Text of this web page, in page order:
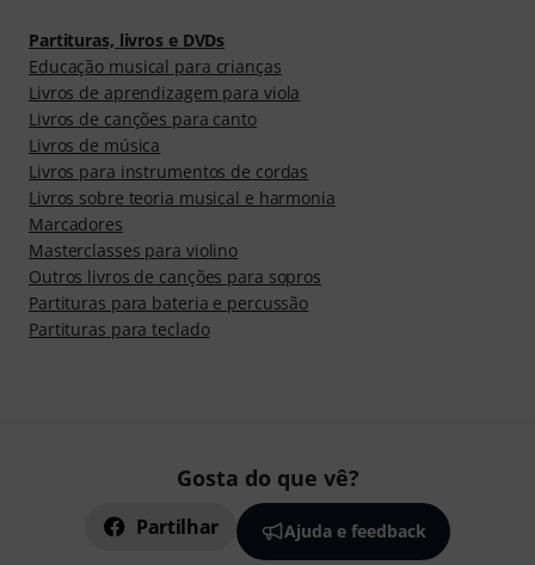
Partituras, livros e DVDs
Educação musical para crianças
Livros de aprendizagem para viola
Livros de canções para canto
Livros de música
Livros para instrumentos de cordas
Livros sobre teoria musical e harmonia
Marcadores
Masterclasses para violino
Outros livros de canções para sopros
Partituras para bateria e percussão
Partituras para teclado
Gosta do que vê?
Partilhar Ajuda e feedback